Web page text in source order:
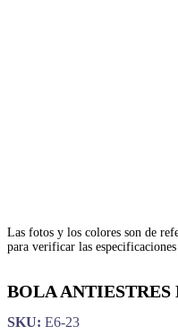
Las fotos y los colores son de
para verificar las
BOLA ANTIESTRES
SKU: E6-23